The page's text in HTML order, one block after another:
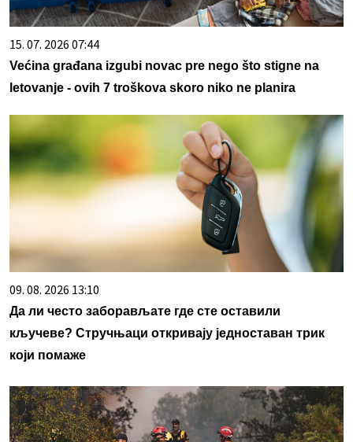
15. 07. 2026 07:44
Većina građana izgubi novac pre nego što stigne na
letovanje - ovih 7 troškova skoro niko ne planira
09. 08. 2026 13:10
Да ли често заборављате где сте оставили
кључеве? Стручњаци откривају једноставан трик
који помаже